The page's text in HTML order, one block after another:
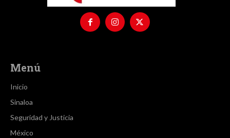
Menú
Inicio
Sinaloa
Seguridad y Justicia
México